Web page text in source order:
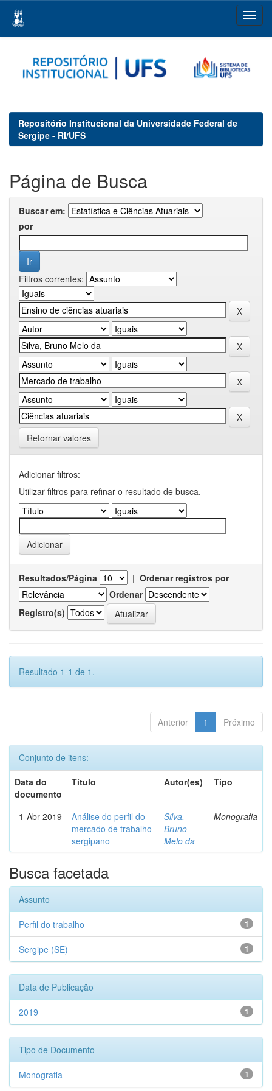
navigation
Repositório Institucional da Universidade Federal de
Sergipe - RI/UFS
Página de Busca
Buscar em:
por
Filtros correntes:
Retornar valores
Adicionar filtros:
Utilizar filtros para refinar o resultado de busca.
Resultados/Página | Ordenar registros por
Ordenar
Registro(s)
Resultado 1-1 de 1.
Anterior 1 Próximo
Conjunto de itens:
Data do
documento
Título Autor(es) Tipo
1-Abr-2019
Análise do perfil do
mercado de trabalho
sergipano
Silva,
Bruno
Melo da
Monografia
Busca facetada
Assunto
1
Perfil do trabalho
1
Sergipe (SE)
Data de Publicação
1
2019
Tipo de Documento
1
Monografia